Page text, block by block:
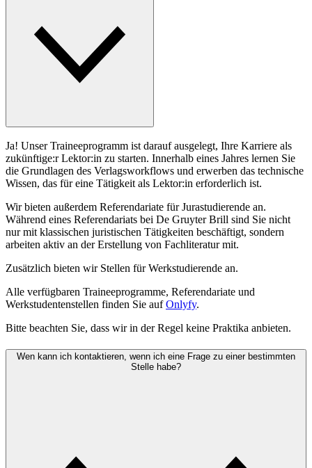
Ja! Unser Traineeprogramm ist darauf ausgelegt, Ihre Karriere als
zukünftige:r Lektor:in zu starten. Innerhalb eines Jahres lernen Sie
die Grundlagen des Verlagsworkflows und erwerben das technische
Wissen, das für eine Tätigkeit als Lektor:in erforderlich ist.
Wir bieten außerdem Referendariate für Jurastudierende an.
Während eines Referendariats bei De Gruyter Brill sind Sie nicht
nur mit klassischen juristischen Tätigkeiten beschäftigt, sondern
arbeiten aktiv an der Erstellung von Fachliteratur mit.
Zusätzlich bieten wir Stellen für Werkstudierende an.
Alle verfügbaren Traineeprogramme, Referendariate und
Werkstudentenstellen finden Sie aufOnlyfy.
Bitte beachten Sie, dass wir in der Regel keine Praktika anbieten.
Wen kann ich kontaktieren, wenn ich eine Frage zu einer bestimmten
Stelle habe?